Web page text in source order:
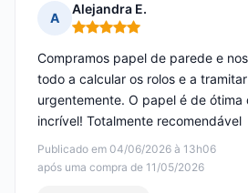
A
Alejandra E.
Nota: 5 em 5
Publicado em 04/06/2026 à 13h06
após uma compra de 11/05/2026
Compramos papel de parede e
todo a calcular os rolos e a
urgentemente. O papel é de ótima
incrível! Totalmente recomendável